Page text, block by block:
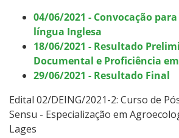
04/06/2021 - Convocação
língua Inglesa
18/06/2021 - Resultado
Documental e Proficiência
29/06/2021 - Resultado Final
Edital 02/DEING/2021-2: Curso de
Sensu - Especialização em
Lages